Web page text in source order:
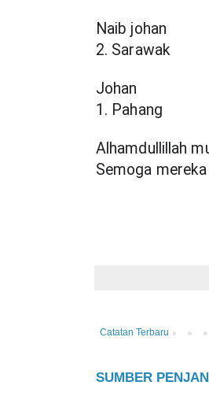
Naib johan
2. Sarawak
Johan
1. Pahang
Alhamdullillah
Semoga
Catatan Terbaru
SUMBER